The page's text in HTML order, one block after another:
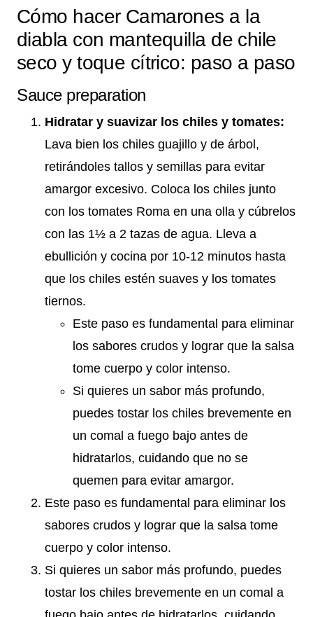
Cómo hacer Camarones a la
diabla con mantequilla de chile
seco y toque cítrico: paso a paso
Sauce preparation
Hidratar y suavizar los chiles y tomates:
Lava bien los chiles guajillo y de árbol,
retirándoles tallos y semillas para evitar
amargor excesivo. Coloca los chiles junto
con los tomates Roma en una olla y cúbrelos
con las 1½ a 2 tazas de agua. Lleva a
ebullición y cocina por 10-12 minutos hasta
que los chiles estén suaves y los tomates
tiernos.
Este paso es fundamental para eliminar
los sabores crudos y lograr que la salsa
tome cuerpo y color intenso.
Si quieres un sabor más profundo,
puedes tostar los chiles brevemente en
un comal a fuego bajo antes de
hidratarlos, cuidando que no se
quemen para evitar amargor.
Este paso es fundamental para eliminar los
sabores crudos y lograr que la salsa tome
cuerpo y color intenso.
Si quieres un sabor más profundo, puedes
tostar los chiles brevemente en un comal a